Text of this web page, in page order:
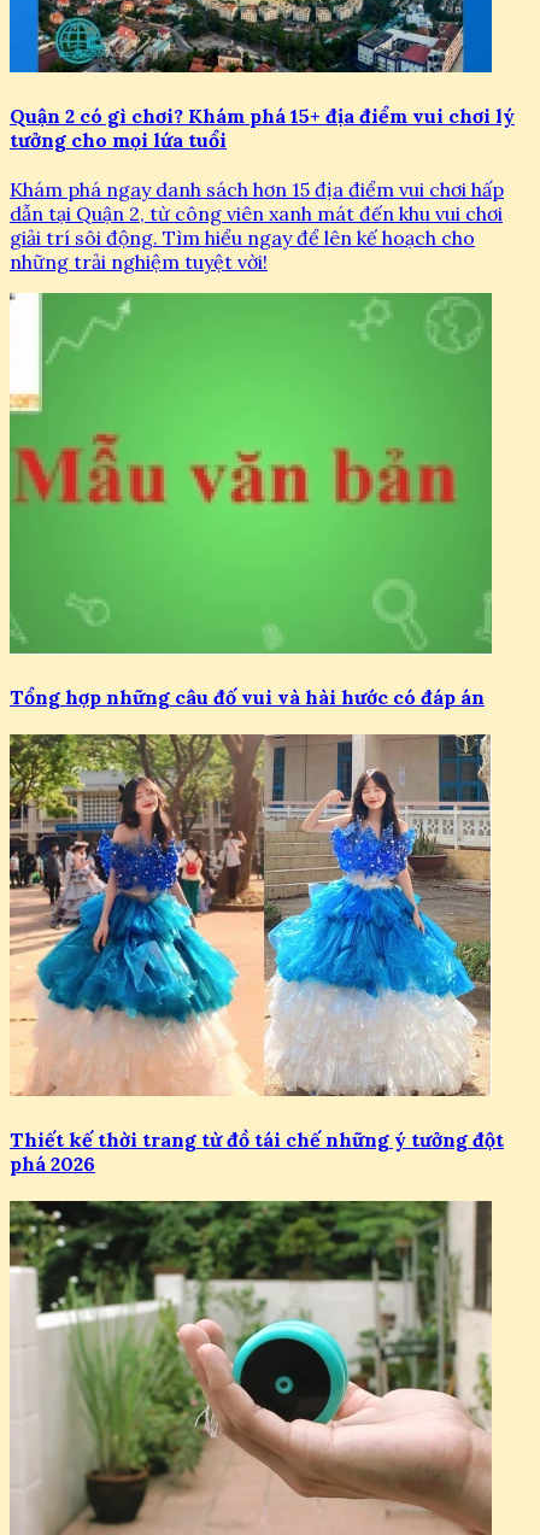
Quận 2 có gì chơi? Khám phá 15+ địa điểm vui chơi lý
tưởng cho mọi lứa tuổi
Khám phá ngay danh sách hơn 15 địa điểm vui chơi hấp
dẫn tại Quận 2, từ công viên xanh mát đến khu vui chơi
giải trí sôi động. Tìm hiểu ngay để lên kế hoạch cho
những trải nghiệm tuyệt vời!
Tổng hợp những câu đố vui và hài hước có đáp án
Thiết kế thời trang từ đồ tái chế những ý tưởng đột
phá 2026